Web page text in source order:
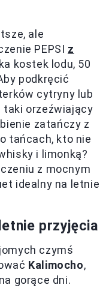
ale
PEPSI z
kostek lodu, 50
podkręcić
cytryny lub
orzeźwiający
zatańczy z
tańcach, kto nie
i limonką?
z mocnym
idealny na letnie
przyjęcia
czymś
Kalimocho,
gorące dni.